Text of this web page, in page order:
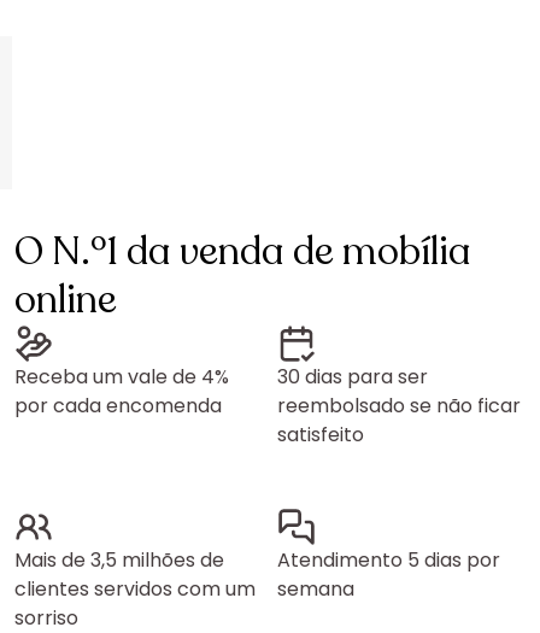
O N.º1 da venda de mobília
online
Receba um vale de 4%
por cada encomenda
30 dias para ser
reembolsado se não ficar
satisfeito
Mais de 3,5 milhões de
clientes servidos com um
sorriso
Atendimento 5 dias por
semana